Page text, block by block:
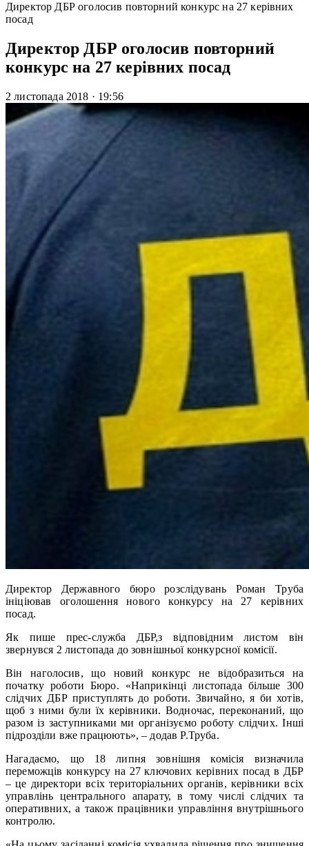
Директор ДБР оголосив повторний конкурс на 27 керівних
посад
Директор ДБР оголосив повторний
конкурс на 27 керівних посад
2 листопада 2018 · 19:56
Директор Державного бюро розслідувань Роман Труба
ініціював оголошення нового конкурсу на 27 керівних
посад.
Як пише прес-служба ДБР,з відповідним листом він
звернувся 2 листопада до зовнішньої конкурсної комісії.
Він наголосив, що новий конкурс не відобразиться на
початку роботи Бюро. «Наприкінці листопада більше 300
слідчих ДБР приступлять до роботи. Звичайно, я би хотів,
щоб з ними були їх керівники. Водночас, переконаний, що
разом із заступниками ми організуємо роботу слідчих. Інші
підрозділи вже працюють», – додав Р.Труба.
Нагадаємо, що 18 липня зовнішня комісія визначила
переможців конкурсу на 27 ключових керівних посад в ДБР
– це директори всіх територіальних органів, керівники всіх
управлінь центрального апарату, в тому числі слідчих та
оперативних, а також працівники управління внутрішнього
контролю.